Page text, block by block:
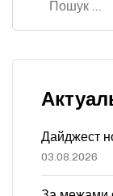
Дайджест
03.08.2026